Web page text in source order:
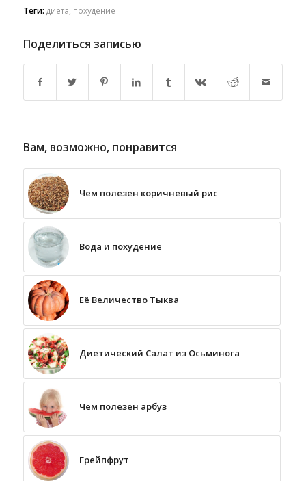
Теги: диета, похудение
Поделиться записью
Вам, возможно, понравится
Чем полезен коричневый рис
Вода и похудение
Её Величество Тыква
Диетический Салат из Осьминога
Чем полезен арбуз
Грейпфрут